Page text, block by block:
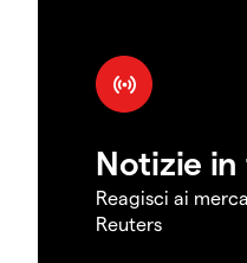
Notizie
Reagisci ai
Reuters